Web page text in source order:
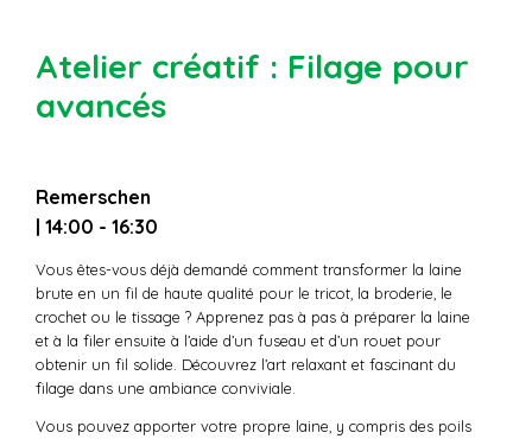
Atelier créatif : Filage pour
avancés
Remerschen
| 14:00 - 16:30
Vous êtes-vous déjà demandé comment transformer la laine
brute en un fil de haute qualité pour le tricot, la broderie, le
crochet ou le tissage ? Apprenez pas à pas à préparer la laine
et à la filer ensuite à l’aide d’un fuseau et d’un rouet pour
obtenir un fil solide. Découvrez l’art relaxant et fascinant du
filage dans une ambiance conviviale.
Vous pouvez apporter votre propre laine, y compris des poils